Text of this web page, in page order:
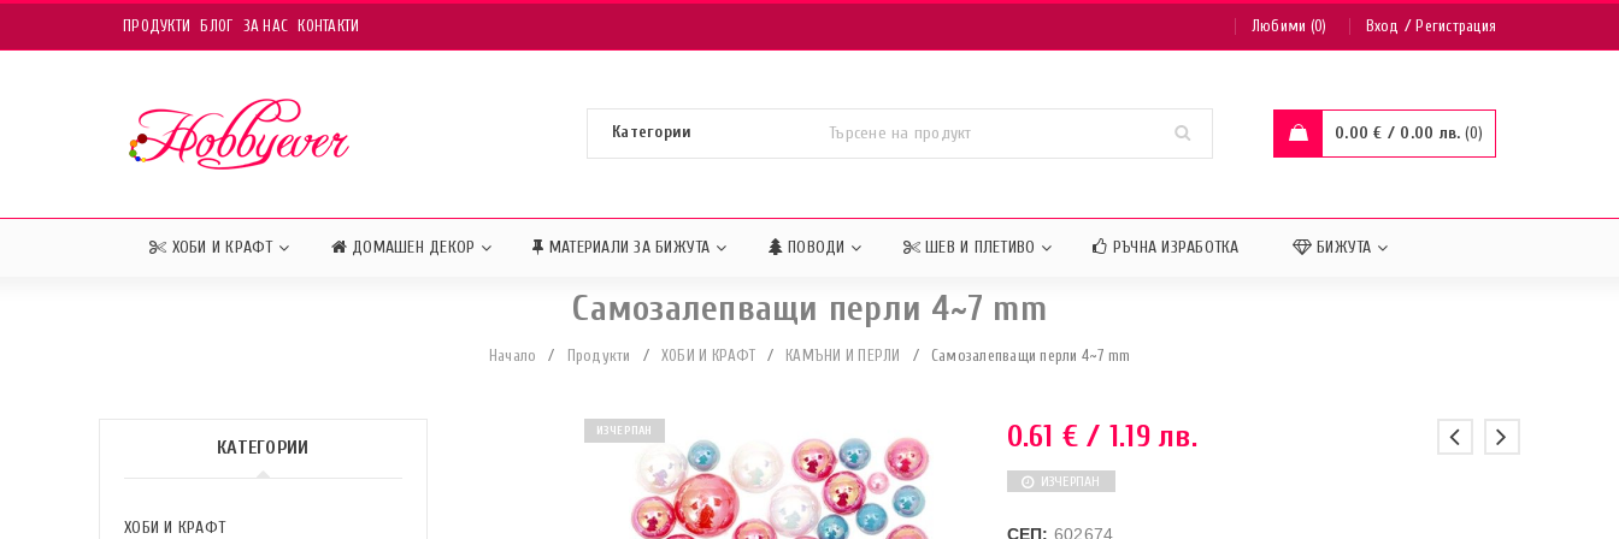
ПРОДУКТИ БЛОГ ЗА НАС КОНТАКТИ Любими (0) Вход /Регистрация
0.00€ / 0.00 лв. 0
ХОБИ И КРАФТ ДОМАШЕН ДЕКОР МАТЕРИАЛИ ЗА БИЖУТА ПОВОДИ ШЕВ И ПЛЕТИВО РЪЧНА ИЗРАБОТКА БИЖУТА
Самозалепващи перли 4~7 mm
Начало / Продукти / ХОБИ И КРАФТ / КАМЪНИ И ПЕРЛИ / Самозалепващи перли 4~7 mm
КАТЕГОРИИ
ХОБИ И КРАФТ
ИЗЧЕРПАН 0.61 € / 1.19 лв.
ИЗЧЕРПАН
СЕП: 602674